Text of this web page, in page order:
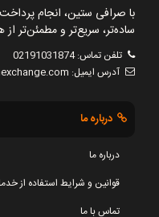
با صرافی ستین، انجام
ساده‌تر، سریع‌تر و مطمئن‌تر
تلفن تماس:02191031874
آدرس ایمیل:
درباره ما
درباره ما
قوانین و شرایط استفاده از
تماس با ما